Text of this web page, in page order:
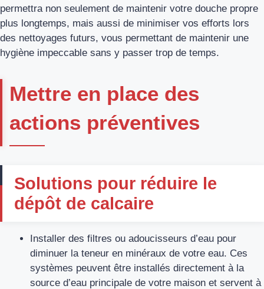
permettra non seulement de maintenir votre douche propre
plus longtemps, mais aussi de minimiser vos efforts lors
des nettoyages futurs, vous permettant de maintenir une
hygiène impeccable sans y passer trop de temps.
Mettre en place des
actions préventives
Solutions pour réduire le
dépôt de calcaire
Installer des filtres ou adoucisseurs d’eau pour
diminuer la teneur en minéraux de votre eau. Ces
systèmes peuvent être installés directement à la
source d’eau principale de votre maison et servent à